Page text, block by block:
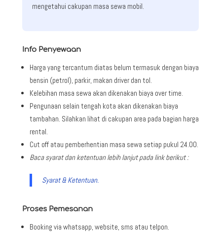
mengetahui cakupan masa sewa mobil.
Info Penyewaan
Harga yang tercantum diatas belum termasuk dengan biaya
bensin (petrol), parkir, makan driver dan tol.
Kelebihan masa sewa akan dikenakan biaya over time.
Pengunaan selain tengah kota akan dikenakan biaya
tambahan. Silahkan lihat di cakupan area pada bagian harga
rental.
Cut off atau pemberhentian masa sewa setiap pukul 24.00.
Baca syarat dan ketentuan lebih lanjut pada link berikut :
Syarat & Ketentuan.
Proses Pemesanan
Booking via whatsapp, website, sms atau telpon.